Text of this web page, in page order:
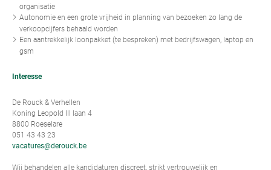
organisatie
Autonomie en een grote vrijheid in planning van bezoeken zo lang de
verkoopcijfers behaald worden
Een aantrekkelijk loonpakket (te bespreken) met bedrijfswagen, laptop en
gsm
Interesse
De Rouck & Verhellen
Koning Leopold III laan 4
8800 Roeselare
051 43 43 23
vacatures@derouck.be
Wij behandelen alle kandidaturen discreet, strikt vertrouwelijk en